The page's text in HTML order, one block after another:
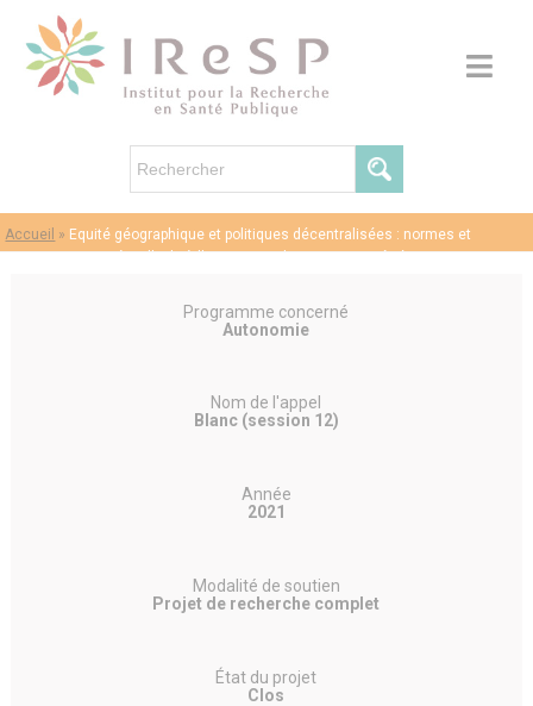
Accueil » Equité géographique et politiques décentralisées : normes et
mesures en matière d’aide à l’autonomie des personnes âgées
Programme concerné
Autonomie
Nom de l'appel
Blanc (session 12)
Année
2021
Modalité de soutien
Projet de recherche complet
État du projet
Clos